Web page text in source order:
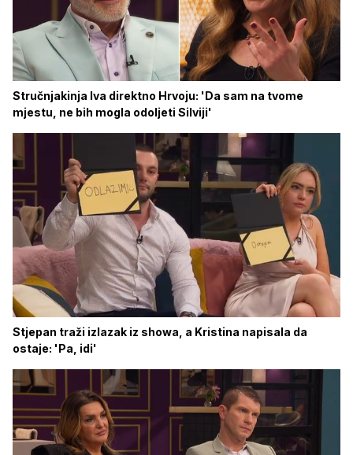
Stručnjakinja Iva direktno Hrvoju: 'Da sam na tvome
mjestu, ne bih mogla odoljeti Silviji'
Stjepan traži izlazak iz showa, a Kristina napisala da
ostaje: 'Pa, idi'